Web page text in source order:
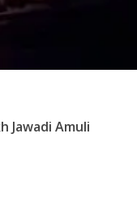
Jawadi Amuli